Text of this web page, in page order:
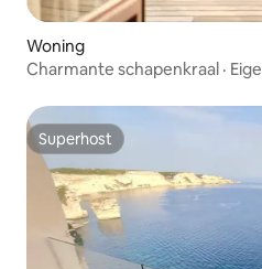
Woning
Charmante schapenkraal ·
Superhost
Superhost